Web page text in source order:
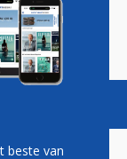
Vacatures
beste van